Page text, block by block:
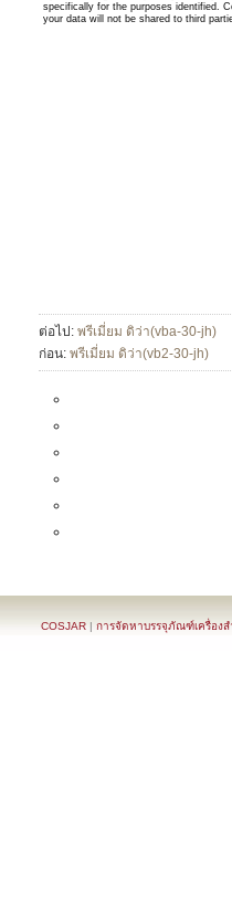
ต่อไป: พรีเมี่ยม ดิว่า(vba-30-jh)
ก่อน: พรีเมี่ยม ดิว่า(vb2-30-jh)
COSJAR | การจัดหาบรรจุภัณฑ์เครื่องส